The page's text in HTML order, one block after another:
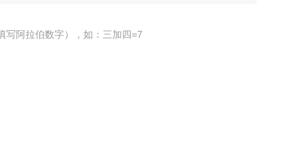
写阿拉伯数字），如：三加四=7